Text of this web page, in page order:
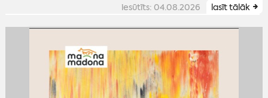
iesūtīts: 04.08.2026 lasīt tālāk